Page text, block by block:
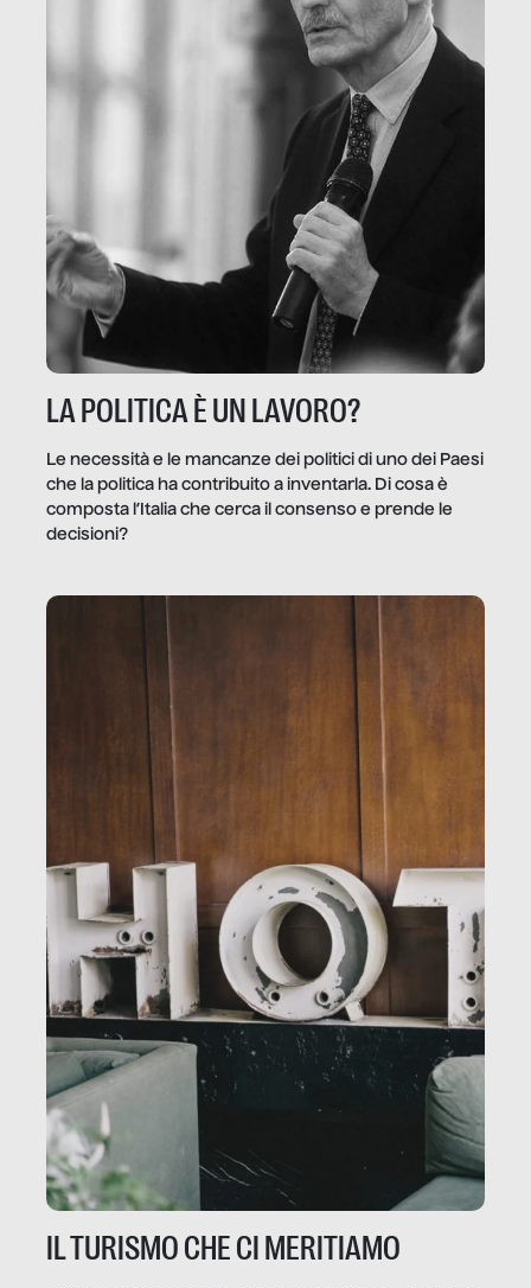
LA POLITICA È UN LAVORO?
Le necessità e le mancanze dei politici di uno dei Paesi
che la politica ha contribuito a inventarla. Di cosa è
composta l’Italia che cerca il consenso e prende le
decisioni?
IL TURISMO CHE CI MERITIAMO